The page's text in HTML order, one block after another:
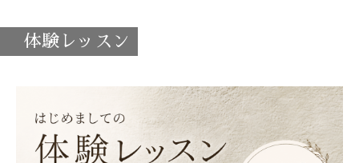
体験レッスン